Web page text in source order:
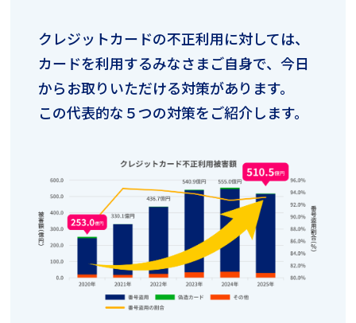
クレジットカードの不正利用に対しては、
カードを利用するみなさまご自身で、今日
からお取りいただける対策があります。
この代表的な５つの対策をご紹介します。